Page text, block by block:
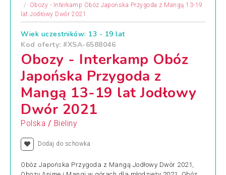
Obozy - Interkamp Obóz Japońska Przygoda z Mangą 13-19
lat Jodłowy Dwór 2021
Wiek uczestników: 13 - 19 lat
Kod oferty: #XSA-6588046
Obozy - Interkamp Obóz
Japońska Przygoda z
Mangą 13-19 lat Jodłowy
Dwór 2021
Polska / Bieliny
Dodaj do schowka
Obóz Japońska Przygoda z Mangą Jodłowy Dwór 2021,